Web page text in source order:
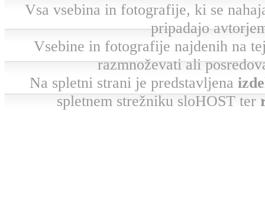
Vsa vsebina in fotografije, ki se
pripadajo
Vsebine in fotografije najdenih na
razmnoževati ali
Na spletni strani je predstavljena
spletnem strežniku sloHOST ter